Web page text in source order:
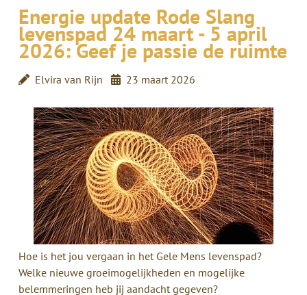
Energie update Rode Slang
levenspad 24 maart - 5 april
2026: Geef je passie de ruimte
Elvira van Rijn 23 maart 2026
Hoe is het jou vergaan in het Gele Mens levenspad?
Welke nieuwe groeimogelijkheden en mogelijke
belemmeringen heb jij aandacht gegeven?